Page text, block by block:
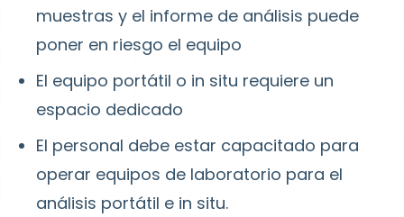
muestras y el informe de análisis puede
poner en riesgo el equipo
El equipo portátil o in situ requiere un
espacio dedicado
El personal debe estar capacitado para
operar equipos de laboratorio para el
análisis portátil e in situ.